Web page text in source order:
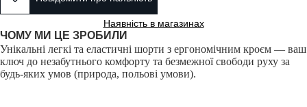
Наявність в магазинах
ЧОМУ МИ ЦЕ ЗРОБИЛИ
Унікальні легкі та еластичні шорти з ергономічним кроєм — ваш
ключ до незабутнього комфорту та безмежної свободи руху за
будь-яких умов (природа, польові умови).